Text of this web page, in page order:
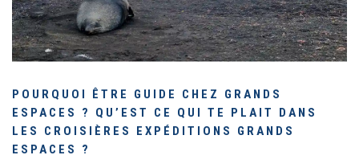
POURQUOI ÊTRE GUIDE CHEZ GRANDS
ESPACES ? QU’EST CE QUI TE PLAIT DANS
LES CROISIÈRES EXPÉDITIONS GRANDS
ESPACES ?